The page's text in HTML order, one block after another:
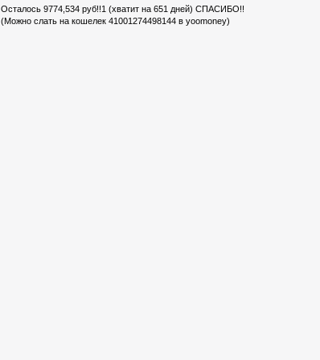
Осталось 9774,534 руб!!1 (хватит на 651 дней) СПАСИБО!!
(Можно слать на кошелек 41001274498144 в yoomoney)